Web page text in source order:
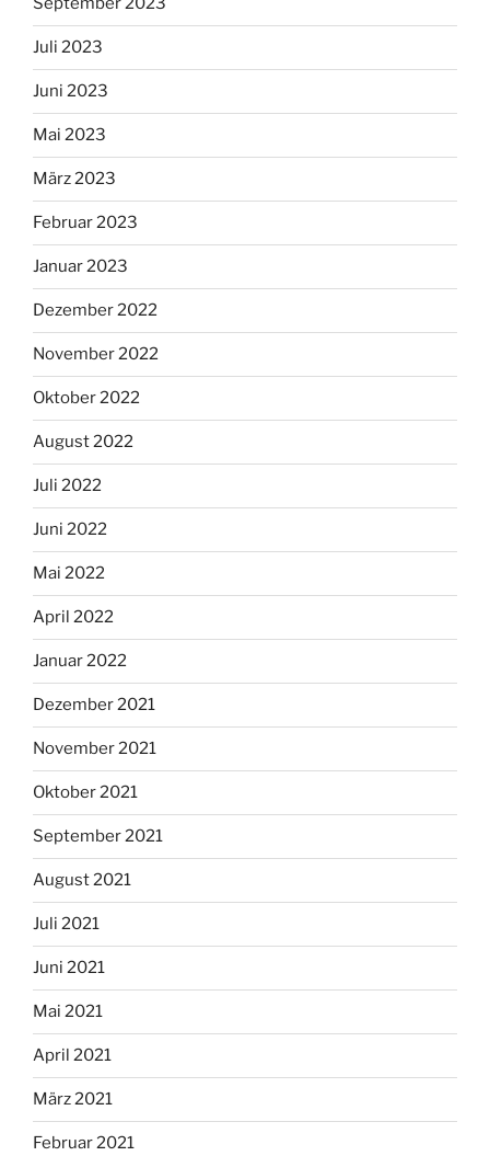
Juli 2023
Juni 2023
Mai 2023
März 2023
Februar 2023
Januar 2023
Dezember 2022
November 2022
Oktober 2022
August 2022
Juli 2022
Juni 2022
Mai 2022
April 2022
Januar 2022
Dezember 2021
November 2021
Oktober 2021
September 2021
August 2021
Juli 2021
Juni 2021
Mai 2021
April 2021
März 2021
Februar 2021